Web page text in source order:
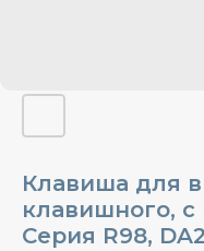
Клавиша для
клавишного, с
Cерия R98,